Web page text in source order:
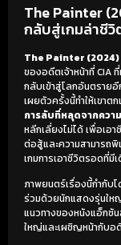
The Painter
กลับสู่เกมล่าชีวิ
The Painter (2024)
ของอดีตเจ้าหน้าที่ CIA
กลับเข้าสู่โลกอันตราย
เผยตัวครั้งนี้ทำให้เขาต
การลับที่หลุดจากคว
หลีกเลี่ยงไม่ได้ เพื่อเอ
ต่อสู้และความสามารถพิ
เกมการเอาชีวิตรอดที่มี
ภาพยนตร์เรื่องนี้กำกับ
ร่วมด้วยนักแสดงรุ่นให
แนวทางของหนังแอ็กชั
ใหญ่และเผชิญหน้ากับอ